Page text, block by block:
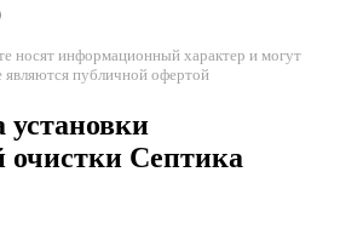
носят информационный характер и могут
являются публичной офертой
очистки Септика